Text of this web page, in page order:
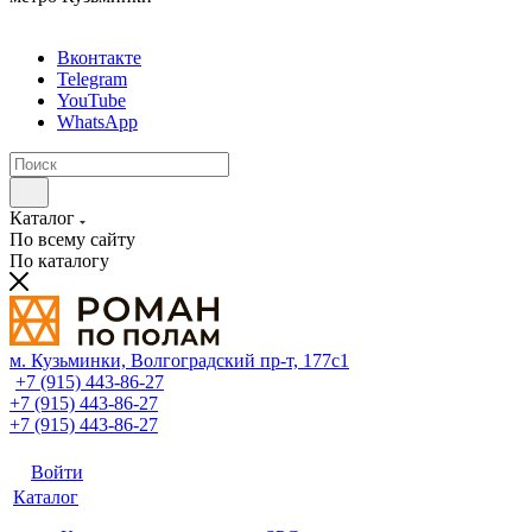
Вконтакте
Telegram
YouTube
WhatsApp
Каталог
По всему сайту
По каталогу
м. Кузьминки, Волгоградский пр‑т, 177с1
+7 (915) 443-86-27
+7 (915) 443-86-27
+7 (915) 443-86-27
Войти
Каталог